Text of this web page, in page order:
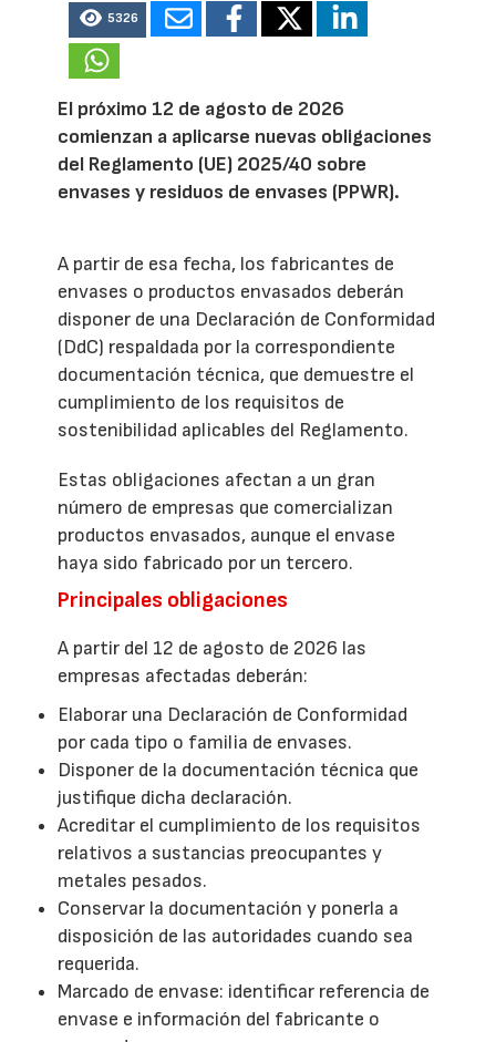
5326
El próximo 12 de agosto de 2026
comienzan a aplicarse nuevas obligaciones
del Reglamento (UE) 2025/40 sobre
envases y residuos de envases (PPWR).
A partir de esa fecha, los fabricantes de
envases o productos envasados deberán
disponer de una Declaración de Conformidad
(DdC) respaldada por la correspondiente
documentación técnica, que demuestre el
cumplimiento de los requisitos de
sostenibilidad aplicables del Reglamento.
Estas obligaciones afectan a un gran
número de empresas que comercializan
productos envasados, aunque el envase
haya sido fabricado por un tercero.
Principales obligaciones
A partir del 12 de agosto de 2026 las
empresas afectadas deberán:
Elaborar una Declaración de Conformidad
por cada tipo o familia de envases.
Disponer de la documentación técnica que
justifique dicha declaración.
Acreditar el cumplimiento de los requisitos
relativos a sustancias preocupantes y
metales pesados.
Conservar la documentación y ponerla a
disposición de las autoridades cuando sea
requerida.
Marcado de envase: identificar referencia de
envase e información del fabricante o